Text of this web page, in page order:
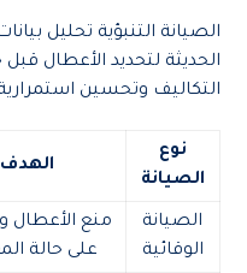
الصيانة التنبؤية تحليل
الحديثة لتحديد الأعطال
التكاليف وتحسين
نوع
الصيانة
الهدف
الصيانة
الوقائية
منع الأعطال
على حالة